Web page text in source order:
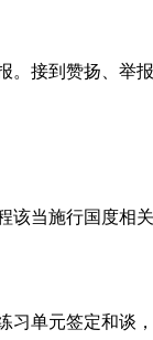
接到赞扬、举
当施行国度相
单元签定和谈